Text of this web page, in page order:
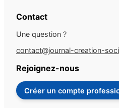
Contact
Une question ?
contact@journal-creation-
Rejoignez-nous
Créer un compte